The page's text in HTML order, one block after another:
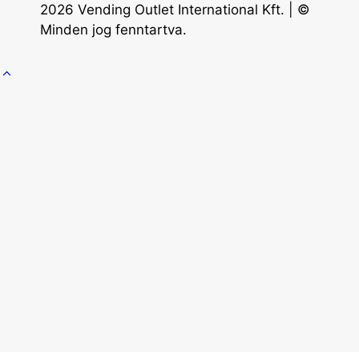
2026 Vending Outlet International Kft. | ©
Minden jog fenntartva.